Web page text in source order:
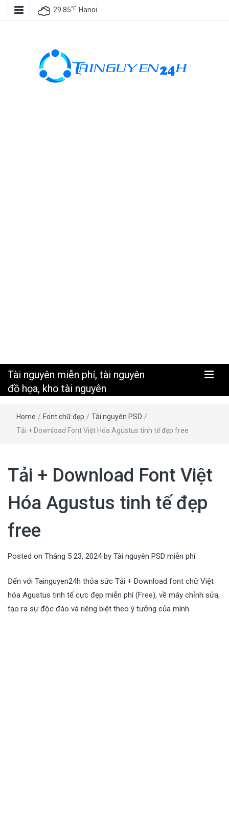
29.85℃ Hanoi
Tài nguyên miễn phí, tài nguyên
đồ họa, kho tài nguyên
Home / Font chữ đẹp / Tài nguyên PSD /
Tải + Download Font Việt Hóa Agustus tinh tế đẹp free
Tải + Download Font Việt
Hóa Agustus tinh tế đẹp
free
Posted on Tháng 5 23, 2024by Tài nguyên PSD miễn phí
Đến với Tainguyen24h thỏa sức Tải + Download font chữ Việt
hóa Agustus tinh tế cực đẹp miễn phí (Free), về máy chỉnh sửa,
tạo ra sự độc đáo và riêng biệt theo ý tưởng của mình.